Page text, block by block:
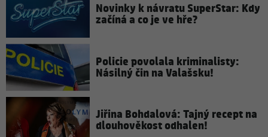
Novinky k návratu SuperStar: Kdy
začíná a co je ve hře?
Policie povolala kriminalisty:
Násilný čin na Valašsku!
Jiřina Bohdalová: Tajný recept na
dlouhověkost odhalen!